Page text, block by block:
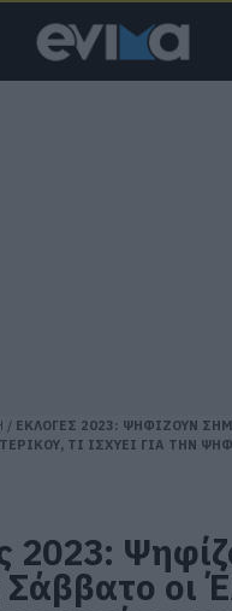
/ ΕΚΛΟΓΕΣ 2023: ΨΗΦΙΖΟΥΝ
ΤΙ ΙΣΧΥΕΙ ΓΙΑ ΤΗΝ
2023:
οι